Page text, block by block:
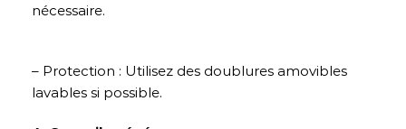
nécessaire.
– Protection : Utilisez des doublures amovibles
lavables si possible.